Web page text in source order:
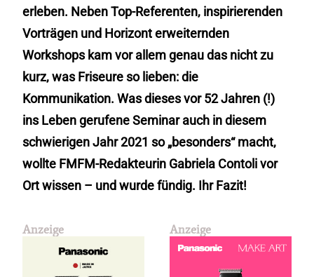
erleben. Neben Top-Referenten, inspirierenden
Vorträgen und Horizont erweiternden
Workshops kam vor allem genau das nicht zu
kurz, was Friseure so lieben: die
Kommunikation. Was dieses vor 52 Jahren (!)
ins Leben gerufene Seminar auch in diesem
schwierigen Jahr 2021 so „besonders“ macht,
wollte FMFM-Redakteurin Gabriela Contoli vor
Ort wissen – und wurde fündig. Ihr Fazit!
Anzeige Anzeige